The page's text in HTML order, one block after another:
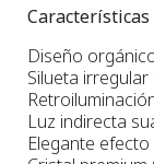
Diseño
Silueta
Luz indirecta
Elegante